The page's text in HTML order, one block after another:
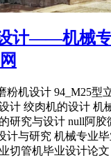
计——机械
粉机设计 94_M25型
计 绞肉机的设计 机
研究与设计 null阿
计与研究 机械专业
切管机毕业设计论文